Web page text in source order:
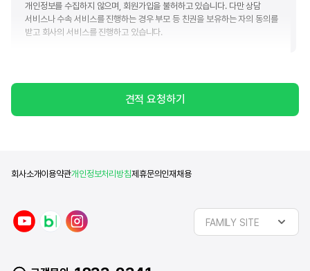
개인정보를 수집하지 않으며, 회원가입을 불허하고 있습니다. 다만 상담
서비스나 수속 서비스를 진행하는 경우 부모 등 친권을 보유하는 자의 동의를
받고 회사의 서비스를 진행하고 있습니다.
(주)이디엠에듀케이션(이하 "회사")는 아래와 같은 목적으로 개인정보를 수집
및 이용하고자 합니다. 회사는 귀하의 정보를 관리함에 있어서 「개인정보
■ 개인정보 수집 및 이용에 대한 동의(필수)
이름, 휴대폰번호, 이메일,
카카오톡ID, 전화번호, 주소,
및
동의일로부터
2년
견적 요청하기
회사소개이용약관개인정보처리방침제휴문의 인재채용
n
a
FAMILY SITE